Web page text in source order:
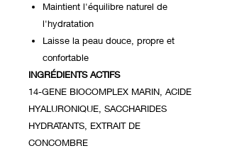
Maintient l'équilibre naturel de
l'hydratation
Laisse la peau douce, propre et
confortable
INGRÉDIENTS ACTIFS
14-GENE BIOCOMPLEX MARIN, ACIDE
HYALURONIQUE, SACCHARIDES
HYDRATANTS, EXTRAIT DE
CONCOMBRE